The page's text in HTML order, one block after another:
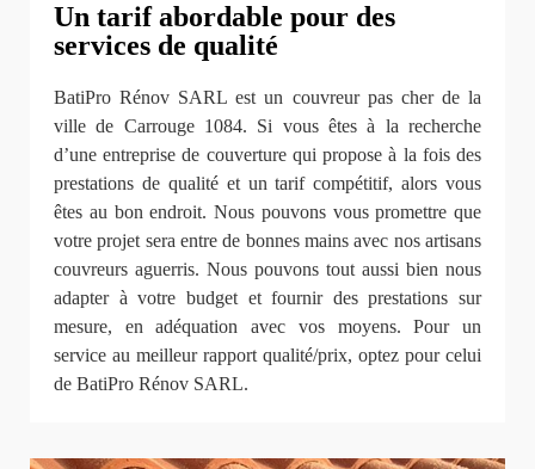
Un tarif abordable pour des
services de qualité
BatiPro Rénov SARL est un couvreur pas cher de la
ville de Carrouge 1084. Si vous êtes à la recherche
d’une entreprise de couverture qui propose à la fois des
prestations de qualité et un tarif compétitif, alors vous
êtes au bon endroit. Nous pouvons vous promettre que
votre projet sera entre de bonnes mains avec nos artisans
couvreurs aguerris. Nous pouvons tout aussi bien nous
adapter à votre budget et fournir des prestations sur
mesure, en adéquation avec vos moyens. Pour un
service au meilleur rapport qualité/prix, optez pour celui
de BatiPro Rénov SARL.